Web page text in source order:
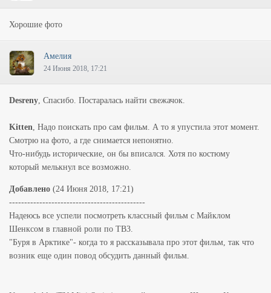
Хорошие фото
Амелия
24 Июня 2018, 17:21
Desreny, Спасибо. Постаралась найти свежачок.
Kitten, Надо поискать про сам фильм. А то я упустила этот момент.
Смотрю на фото, а где снимается непонятно.
Что-нибудь исторические, он бы вписался. Хотя по костюму
который мелькнул все возможно.
Добавлено (24 Июня 2018, 17:21)
---------------------------------------------
Надеюсь все успели посмотреть классный фильм с Майклом
Шенксом в главной роли по ТВ3.
"Буря в Арктике"- когда то я рассказывала про этот фильм, так что
возник еще один повод обсудить данный фильм.